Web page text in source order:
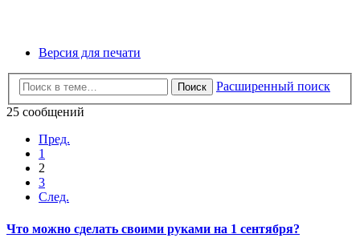
Версия для печати
Поиск
Расширенный поиск
25 сообщений
Пред.
1
2
3
След.
Что можно сделать своими руками на 1 сентября?